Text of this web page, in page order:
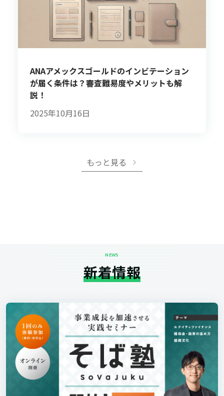
ANAアメックスゴールドのインビテーション
が届く条件は？審査難易度やメリットも解
説！
2025年10月16日
もっと見る
NEWS
新着情報